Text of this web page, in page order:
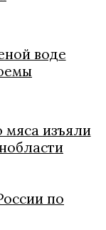
воде
мяса изъяли
по